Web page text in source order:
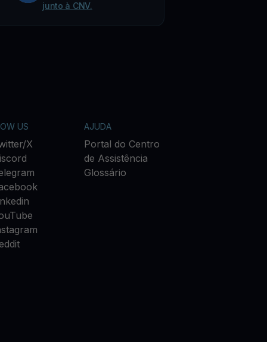
junto à CNV.
US
X
AJUDA
Portal do Centro
de Assistência
Glossário